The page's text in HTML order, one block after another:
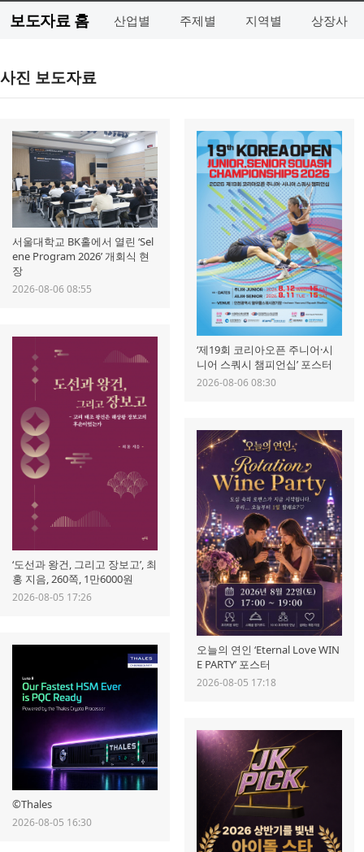
보도자료 홈 산업별 주제별 지역별 상장사
사진 보도자료
서울대학교 BK홀에서 열린 ‘Sel
ene Program 2026’ 개회식 현
장
2026-08-06 08:55
‘제19회 코리아오픈 주니어·시
니어 스쿼시 챔피언십’ 포스터
2026-08-06 08:30
‘도선과 왕건, 그리고 장보고’, 최
홍 지음, 260쪽, 1만6000원
2026-08-05 17:26
오늘의 연인 ‘Eternal Love WIN
E PARTY’ 포스터
2026-08-05 17:18
©Thales
2026-08-05 16:30